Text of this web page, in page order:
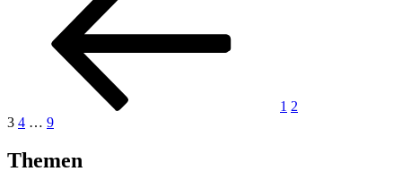
1 2
Seite
3 Seite
4 … Seite
9Nächste
Themen